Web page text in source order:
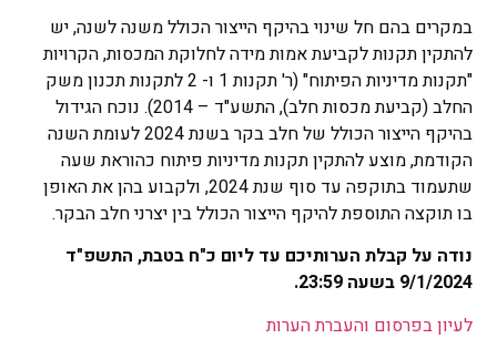
במקרים בהם חל שינוי בהיקף הייצור הכולל משנה לשנה, יש
להתקין תקנות לקביעת אמות מידה לחלוקת המכסות, הקרויות
"תקנות מדיניות הפיתוח" (ר' תקנות 1 ו- 2 לתקנות תכנון משק
החלב (קביעת מכסות חלב), התשע"ד – 2014). נוכח הגידול
בהיקף הייצור הכולל של חלב בקר בשנת 2024 לעומת השנה
הקודמת, מוצע להתקין תקנות מדיניות פיתוח כהוראת שעה
שתעמוד בתוקפה עד סוף שנת 2024, ולקבוע בהן את האופן
בו תוקצה התוספת להיקף הייצור הכולל בין יצרני חלב הבקר.
נודה על קבלת הערותיכם עד ליום כ"ח בטבת, התשפ"ד
9/1/2024 בשעה 23:59.
לעיון בפרסום והעברת הערות